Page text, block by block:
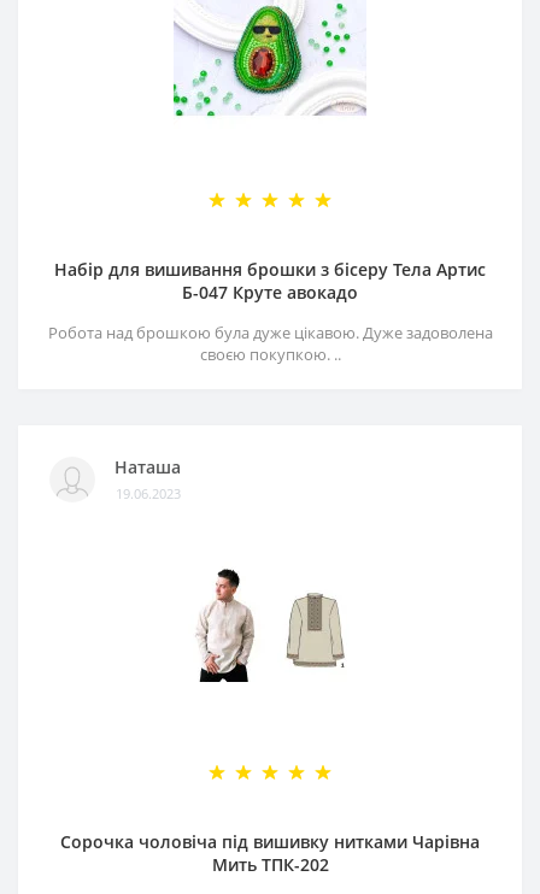
Набір для вишивання брошки з бісеру Тела Артис
Б-047 Круте авокадо
Робота над брошкою була дуже цікавою. Дуже задоволена
своєю покупкою. ..
Наташа
19.06.2023
Сорочка чоловіча під вишивку нитками Чарівна
Мить ТПК-202